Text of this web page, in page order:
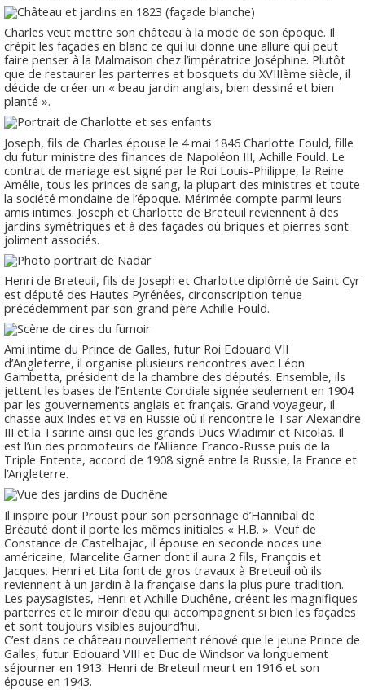
Charles veut mettre son château à la mode de son époque. Il
crépit les façades en blanc ce qui lui donne une allure qui peut
faire penser à la Malmaison chez l’impératrice Joséphine. Plutôt
que de restaurer les parterres et bosquets du XVIIIème siècle, il
décide de créer un « beau jardin anglais, bien dessiné et bien
planté ».
Joseph, fils de Charles épouse le 4 mai 1846 Charlotte Fould, fille
du futur ministre des finances de Napoléon III, Achille Fould. Le
contrat de mariage est signé par le Roi Louis-Philippe, la Reine
Amélie, tous les princes de sang, la plupart des ministres et toute
la société mondaine de l’époque. Mérimée compte parmi leurs
amis intimes. Joseph et Charlotte de Breteuil reviennent à des
jardins symétriques et à des façades où briques et pierres sont
joliment associés.
Henri de Breteuil, fils de Joseph et Charlotte diplômé de Saint Cyr
est député des Hautes Pyrénées, circonscription tenue
précédemment par son grand père Achille Fould.
Ami intime du Prince de Galles, futur Roi Edouard VII
d’Angleterre, il organise plusieurs rencontres avec Léon
Gambetta, président de la chambre des députés. Ensemble, ils
jettent les bases de l’Entente Cordiale signée seulement en 1904
par les gouvernements anglais et français. Grand voyageur, il
chasse aux Indes et va en Russie où il rencontre le Tsar Alexandre
III et la Tsarine ainsi que les grands Ducs Wladimir et Nicolas. Il
est l’un des promoteurs de l’Alliance Franco-Russe puis de la
Triple Entente, accord de 1908 signé entre la Russie, la France et
l’Angleterre.
Il inspire pour Proust pour son personnage d’Hannibal de
Bréauté dont il porte les mêmes initiales « H.B. ». Veuf de
Constance de Castelbajac, il épouse en seconde noces une
américaine, Marcelite Garner dont il aura 2 fils, François et
Jacques. Henri et Lita font de gros travaux à Breteuil où ils
reviennent à un jardin à la française dans la plus pure tradition.
Les paysagistes, Henri et Achille Duchêne, créent les magnifiques
parterres et le miroir d’eau qui accompagnent si bien les façades
et sont toujours visibles aujourd’hui.
C’est dans ce château nouvellement rénové que le jeune Prince de
Galles, futur Edouard VIII et Duc de Windsor va longuement
séjourner en 1913. Henri de Breteuil meurt en 1916 et son
épouse en 1943.